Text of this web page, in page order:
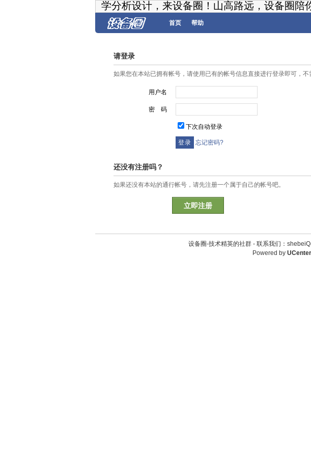
学分析设计，来设备圈！山高路远，设备圈陪
首页 帮助
请登录
如果您在本站已拥有帐号，请使用已有的帐号信息直接进行登录即可，不
用户名
密 码
下次自动登录
忘记密码?
还没有注册吗？
如果还没有本站的通行帐号，请先注册一个属于自己的帐号吧。
立即注册
设备圈-技术精英的社群 - 联系我们：
Powered by